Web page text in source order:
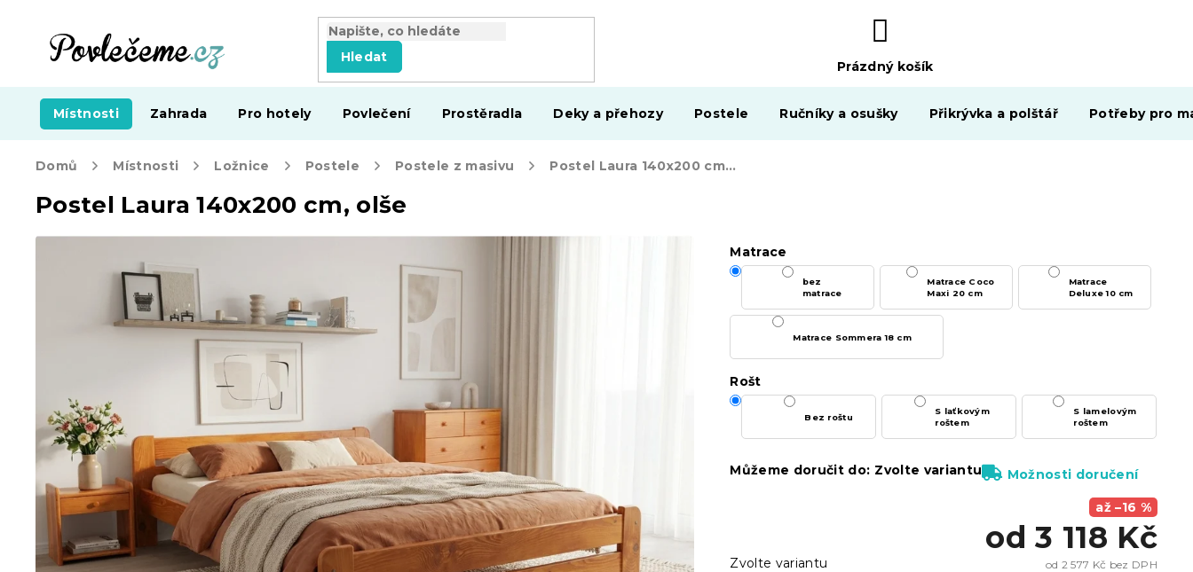
Hledat
NÁKUPNÍ
KOŠÍK
Prázdný košík
Místnosti Zahrada Pro hotely Povlečení Prostěradla Deky a přehozy Postele Ručníky a osušky Přikrývka a polštář Potřeby pro
Domů Místnosti Ložnice Postele Postele z masivu Postel Laura 140x200 cm, olše
Postel Laura 140x200 cm, olše
až –16 %
od3 118 Kč
od 2 577 Kč bez DPH
Zvolte variantu
Matrace
bez
matrace
Matrace Coco
Maxi 20 cm
Matrace
Deluxe 10 cm
Matrace Sommera 18 cm
Rošt
Bez roštu
S laťkovým
roštem
S lamelovým
roštem
Můžeme doručit do: Zvolte variantu Možnosti doručení